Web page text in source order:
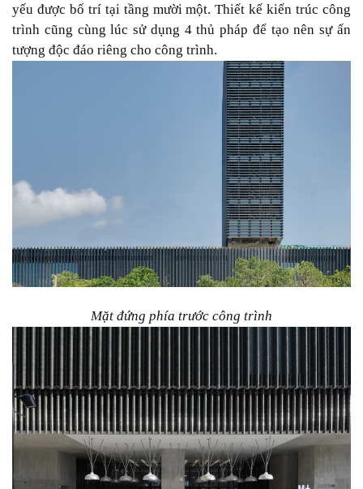
yếu được bố trí tại tầng mười một. Thiết kế kiến trúc công
trình cũng cùng lúc sử dụng 4 thủ pháp để tạo nên sự ấn
tượng độc đáo riêng cho công trình.
Mặt đứng phía trước công trình